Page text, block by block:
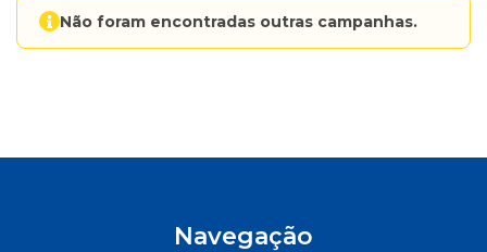
Não foram encontradas outras campanhas.
Navegação